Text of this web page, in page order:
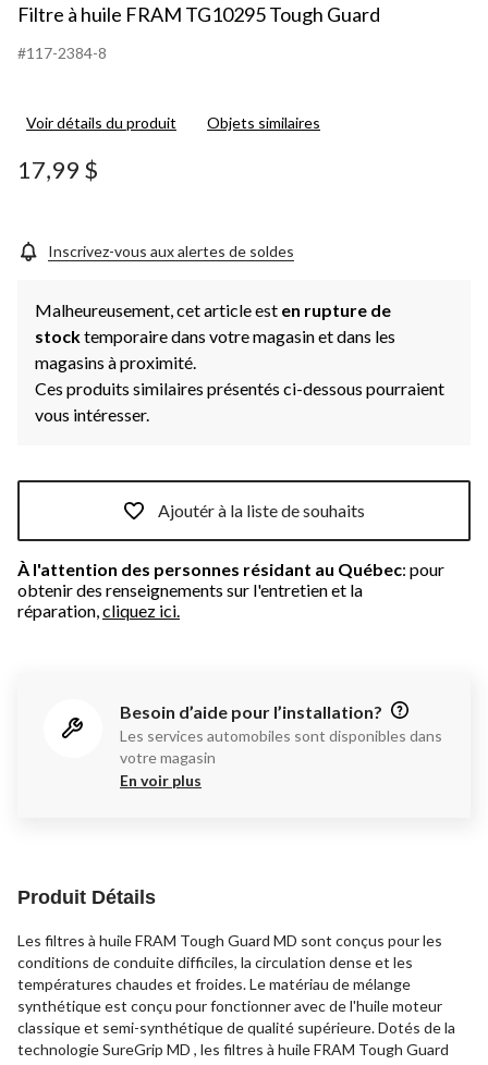
Filtre à huile FRAM TG10295 Tough Guard
#117-2384-8
Voir détails du produit Objets similaires
17,99 $
Inscrivez-vous aux alertes de soldes
Malheureusement, cet article est en rupture de
stocktemporaire dans votre magasin et dans les
magasins à proximité.
Ces produits similaires présentés ci-dessous pourraient
vous intéresser.
Ajoutér à la liste de souhaits
À l'attention des personnes résidant au Québec: pour
obtenir des renseignements sur l'entretien et la
réparation, cliquez ici.
Besoin d’aide pour l’installation?
Les services automobiles sont disponibles dans
votre magasin
En voir plus
Produit Détails
Les filtres à huile FRAM Tough Guard MD sont conçus pour les
conditions de conduite difficiles, la circulation dense et les
températures chaudes et froides. Le matériau de mélange
synthétique est conçu pour fonctionner avec de l'huile moteur
classique et semi-synthétique de qualité supérieure. Dotés de la
technologie SureGrip MD , les filtres à huile FRAM Tough Guard